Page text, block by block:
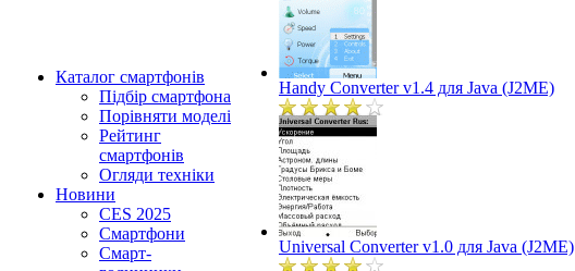
Каталог смартфонів
Підбір смартфона
Порівняти моделі
Рейтинг
смартфонів
Огляди техніки
Новини
CES 2025
Смартфони
Смарт-
Handy Converter v1.4 для Java (J2ME)
Universal Converter v1.0 для Java (J2ME)